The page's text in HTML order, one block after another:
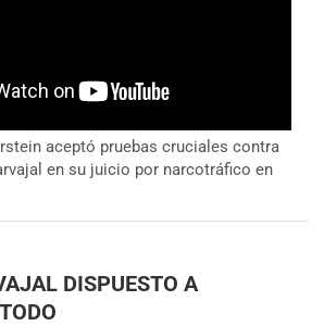
aceptó pruebas cruciales contra
en su juicio por narcotráfico en
DISPUESTO A